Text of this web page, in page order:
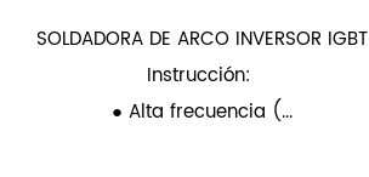
SOLDADORA DE ARCO INVERSOR IGBT
Instrucción:
● Alta frecuencia (...